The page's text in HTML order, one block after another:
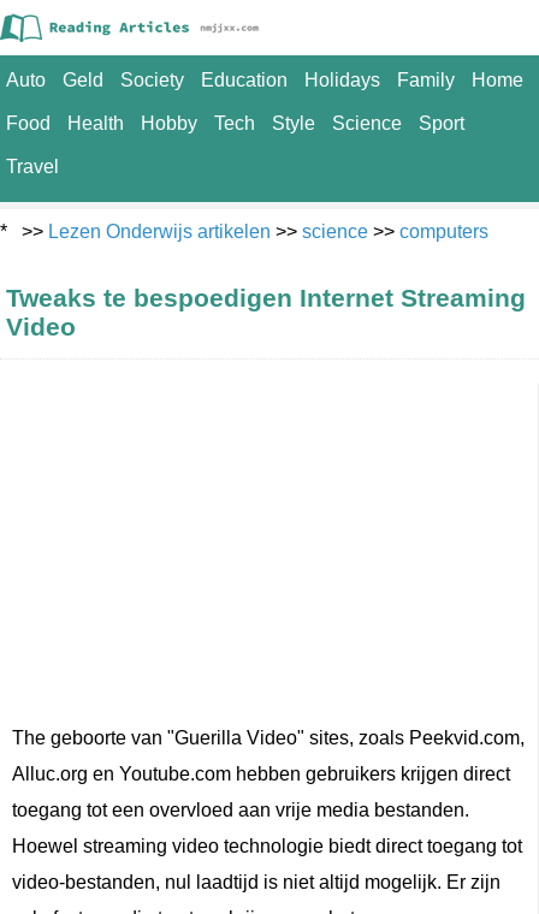
Auto Geld Society Education Holidays Family Home
Food Health Hobby Tech Style Science Sport
Travel
* >> Lezen Onderwijs artikelen >> science >> computers
Tweaks te bespoedigen Internet Streaming
Video
The geboorte van "Guerilla Video" sites, zoals Peekvid.com,
Alluc.org en Youtube.com hebben gebruikers krijgen direct
toegang tot een overvloed aan vrije media bestanden.
Hoewel streaming video technologie biedt direct toegang tot
video-bestanden, nul laadtijd is niet altijd mogelijk. Er zijn